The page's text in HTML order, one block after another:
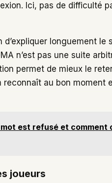
Ici, pas de difficulté
longuement le
n’est pas une suite
permet de mieux le
au bon moment
mot est refusé et
joueurs